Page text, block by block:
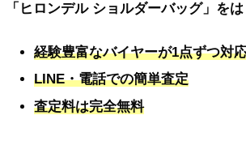
「ヒロンデル ショルダーバッグ」を
経験豊富なバイヤーが1点ずつ対
LINE・電話での簡単査定
査定料は完全無料